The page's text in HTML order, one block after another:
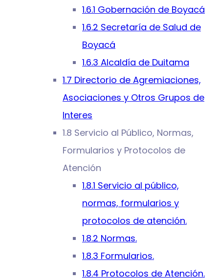
1.6.1 Gobernación de Boyacá
1.6.2 Secretaría de Salud de
Boyacá
1.6.3 Alcaldía de Duitama
1.7 Directorio de Agremiaciones,
Asociaciones y Otros Grupos de
Interes
1.8 Servicio al Público, Normas,
Formularios y Protocolos de
Atención
1.8.1 Servicio al público,
normas, formularios y
protocolos de atención.
1.8.2 Normas.
1.8.3 Formularios.
1.8.4 Protocolos de Atención.